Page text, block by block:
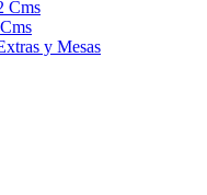
Cms
y Mesas